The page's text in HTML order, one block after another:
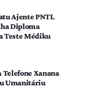
Ajente PNTL
Diploma
Teste Médiku
Xanana
Umanitáriu